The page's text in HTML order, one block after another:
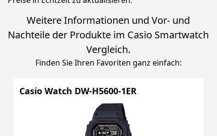
Weitere Informationen und Vor- und
Nachteile der Produkte im Casio Smartwatch
Vergleich.
Finden Sie Ihren Favoriten ganz einfach:
Casio Watch DW-H5600-1ER